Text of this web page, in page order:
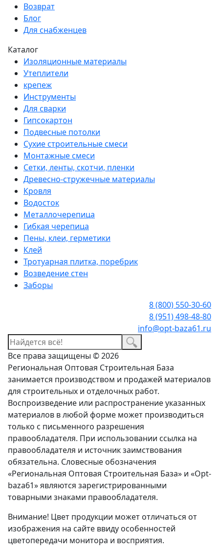
Возврат
Блог
Для снабженцев
Каталог
Изоляционные материалы
Утеплители
крепеж
Инструменты
Для сварки
Гипсокартон
Подвесные потолки
Сухие строительные смеси
Монтажные смеси
Сетки, ленты, скотчи, пленки
Древесно-стружечные материалы
Кровля
Водосток
Металлочерепица
Гибкая черепица
Пены, клеи, герметики
Клей
Тротуарная плитка, поребрик
Возведение стен
Заборы
8 (800) 550-30-60
8 (951) 498-48-80
info@opt-baza61.ru
Все права защищены © 2026
Региональная Оптовая Строительная База
занимается производством и продажей материалов
для строительных и отделочных работ.
Воспроизведение или распространение указанных
материалов в любой форме может производиться
только с письменного разрешения
правообладателя. При использовании ссылка на
правообладателя и источник заимствования
обязательна. Словесные обозначения
«Региональная Оптовая Строительная База» и «Opt-
baza61» являются зарегистрированными
товарными знаками правообладателя.
Внимание! Цвет продукции может отличаться от
изображения на сайте ввиду особенностей
цветопередачи монитора и восприятия.